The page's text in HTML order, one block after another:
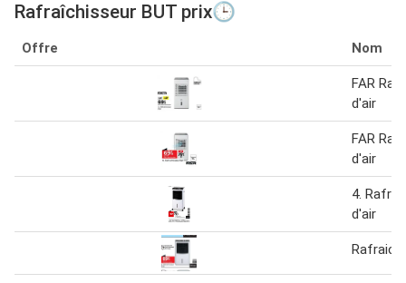
Rafraîchisseur BUT prix🕒
Offre Nom
FAR
d'air
FAR
d'air
4.
d'air